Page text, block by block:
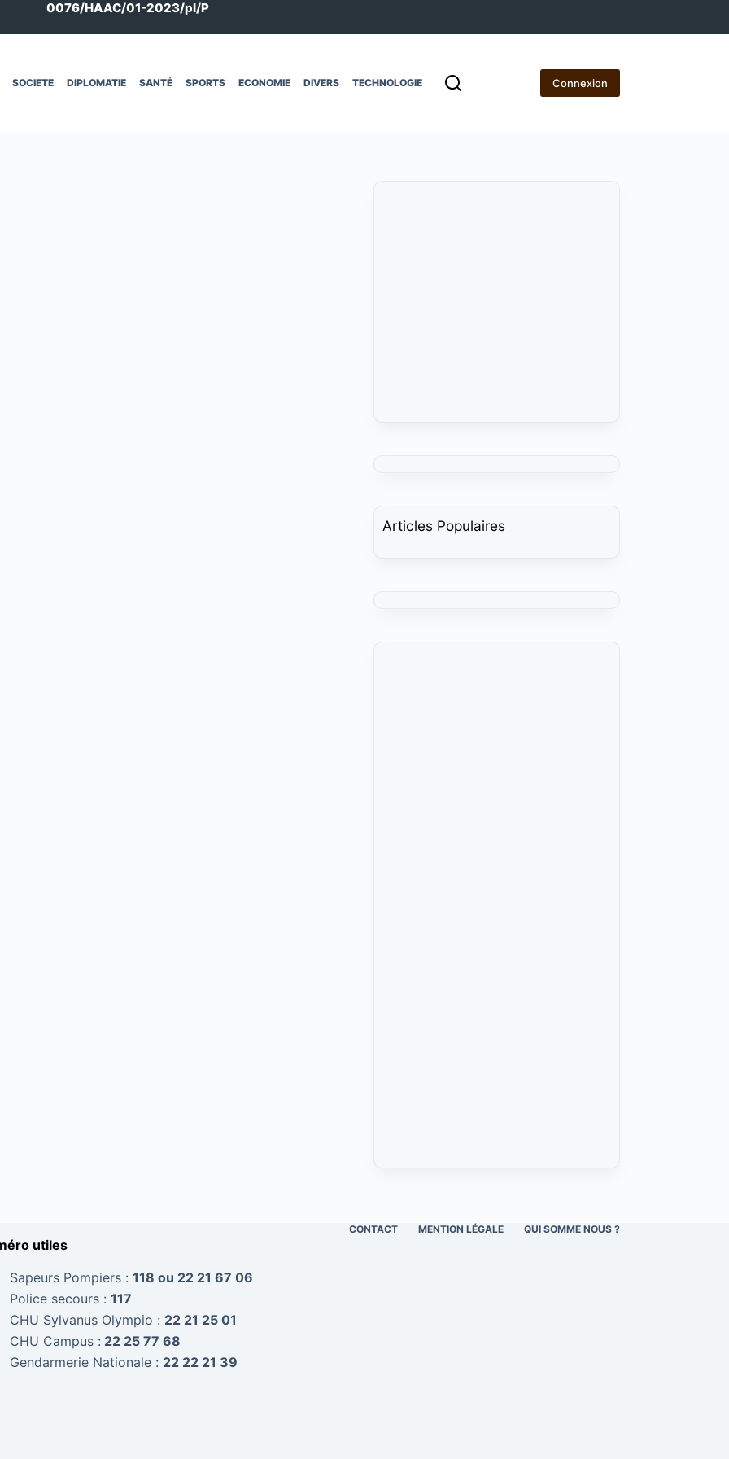
0076/HAAC/01-2023/pl/P
SOCIETE DIPLOMATIE SANTÉ SPORTS ECONOMIE DIVERS TECHNOLOGIE Connexion
Articles Populaires
CONTACT MENTION LÉGALE QUI SOMME NOUS ?
utiles
Sapeurs Pompiers : 118 ou 22 21 67 06
Police secours : 117
CHU Sylvanus Olympio : 22 21 25 01
CHU Campus : 22 25 77 68
Gendarmerie Nationale : 22 22 21 39